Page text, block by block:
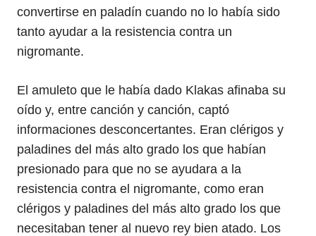
convertirse en paladín cuando no lo había sido
tanto ayudar a la resistencia contra un
nigromante.
El amuleto que le había dado Klakas afinaba su
oído y, entre canción y canción, captó
informaciones desconcertantes. Eran clérigos y
paladines del más alto grado los que habían
presionado para que no se ayudara a la
resistencia contra el nigromante, como eran
clérigos y paladines del más alto grado los que
necesitaban tener al nuevo rey bien atado. Los